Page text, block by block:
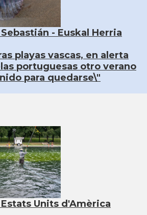
- Euskal Herria
playas vascas, en alerta
portuguesas otro verano
para quedarse\"
Units d'Amèrica